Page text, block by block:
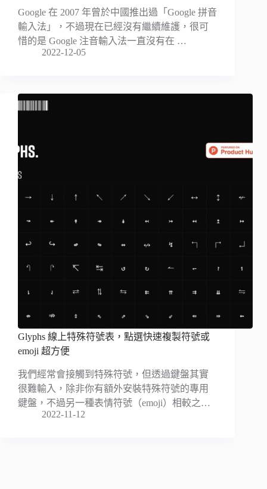
Google 在 2007 年曾於中國推出過「Google 拼音
輸入法」，不過現在已經沒有繼續維護，很可
惜的是 Google 注音輸入法一直沒有在 …
2022-12-05
Glyphs 線上特殊符號表，點選快速複製符號或
emoji 超方便
我們經常會接觸到特殊符號，但透過鍵盤其實
很難輸入，除非你有額外安裝特殊符號的專用
鍵盤，不過另一種表情符號（emoji）相較之…
2022-11-12